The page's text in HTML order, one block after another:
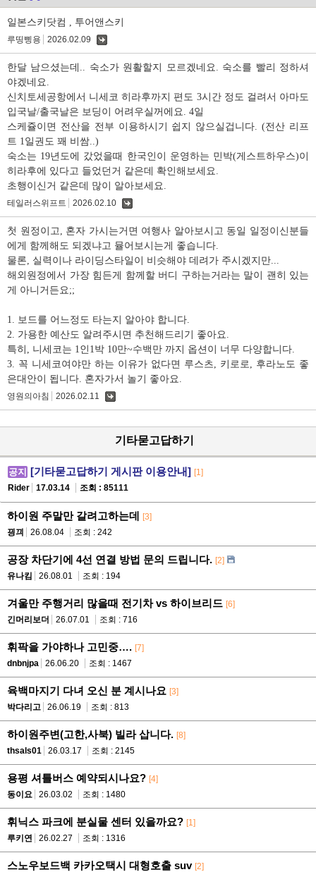
일본스키닷컴 , 투어앤스키
루띵삥용 2026.02.09
한달 남으셨는데.. 숙소가 원활할지 모르겠네요. 숙소를 빨리 정하셔
야겠네요.
신치토세공항에서 니세코 히라후까지 편도 3시간 정도 걸려서 아마도
입국날/출국날은 보딩이 어려우실꺼에요. 4일
스케쥴이면 전산을 전부 이용하시기 쉽지 않으실겁니다. (전산 리프
트 1일권도 꽤 비쌈..)
숙소는 19년도에 갔었을때 한국인이 운영하는 민박(게스트하우스)이
히라후에 있다고 들었던거 같은데 확인해보세요.
초행이신거 같은데 많이 알아보세요.
테일러스위프트 2026.02.10
첫 원정이고, 혼자 가시는거면 여행사 알아보시고 동일 일정이신분들
에게 함께해도 되겠냐고 뮬어보시는게 좋습니다.
물론, 실력이나 라이딩스타일이 비슷해야 데려가 주시겠지만...
해외원정에서 가장 힘든게 함께할 버디 구하는거라는 말이 괜히 있는
게 아니거든요;;
1. 보드를 어느정도 타는지 알아야 합니다.
2. 가용한 예산도 알려주시면 추천해드리기 좋아요.
특히, 니세코는 1인1박 10만~수백만 까지 옵션이 너무 다양합니다.
3. 꼭 니세코여야만 하는 이유가 없다면 루스츠, 키로로, 후라노도 좋
은대안이 됩니다. 혼자가서 놀기 좋아요.
영원의아침 2026.02.11
기타묻고답하기
공지 [기타묻고답하기 게시판 이용안내] [1]
Rider
17.03.14 조회 : 85111
하이원 주말만 갈려고하는데 [3]
끵끠
26.08.04 조회 : 242
공장 차단기에 4선 연결 방법 문의 드립니다. [2]
유나킴
26.08.01 조회 : 194
겨울만 주행거리 많을때 전기차 vs 하이브리드 [6]
긴머리보더
26.07.01 조회 : 716
휘팍을 가야하나 고민중…. [7]
dnbnjpa
26.06.20 조회 : 1467
육백마지기 다녀 오신 분 계시나요 [3]
박다리고
26.06.19 조회 : 813
하이원주변(고한,사북) 빌라 삽니다. [8]
thsals01
26.03.17 조회 : 2145
용평 셔틀버스 예약되시나요? [4]
동이요
26.03.02 조회 : 1480
휘닉스 파크에 분실물 센터 있을까요? [1]
루키연
26.02.27 조회 : 1316
스노우보드백 카카오택시 대형호출 suv [2]